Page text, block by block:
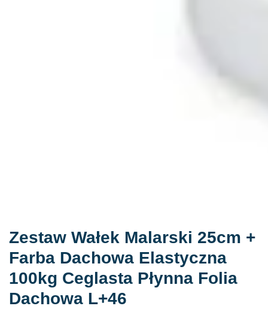
Zestaw Wałek Malarski 25cm +
Farba Dachowa Elastyczna
100kg Ceglasta Płynna Folia
Dachowa L+46